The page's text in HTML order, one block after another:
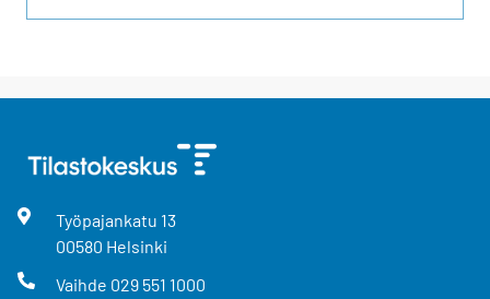
Työpajankatu 13
00580 Helsinki
Vaihde 029 551 1000